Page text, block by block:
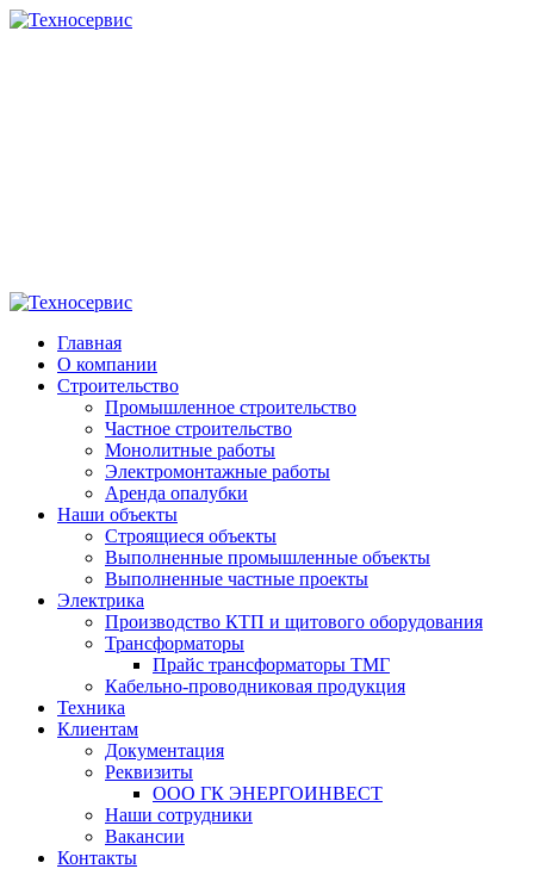
Главная
О компании
Строительство
Промышленное строительство
Частное строительство
Монолитные работы
Электромонтажные работы
Аренда опалубки
Наши объекты
Строящиеся объекты
Выполненные промышленные объекты
Выполненные частные проекты
Электрика
Производство КТП и щитового оборудования
Трансформаторы
Прайс трансформаторы ТМГ
Кабельно-проводниковая продукция
Техника
Клиентам
Документация
Реквизиты
ООО ГК ЭНЕРГОИНВЕСТ
Наши сотрудники
Вакансии
Контакты